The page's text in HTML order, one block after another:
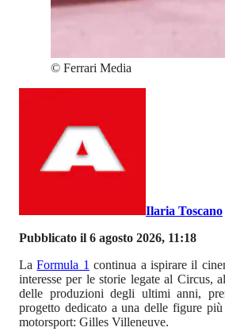
© Ferrari Media
Ilaria Toscano
Pubblicato il 6 agosto 2026, 11:18
LaFormula 1 continua a ispirare il
interesse per le storie legate al Circus,
delle produzioni degli ultimi anni,
progetto dedicato a una delle figure
motorsport: Gilles Villeneuve.